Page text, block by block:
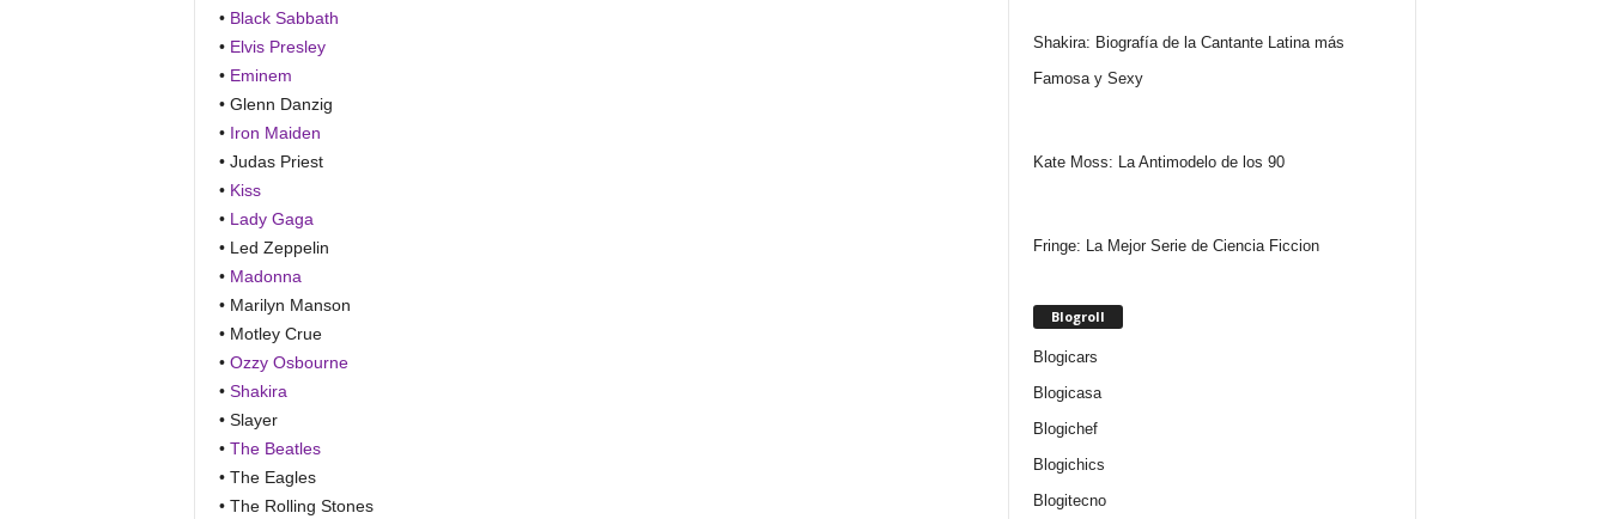
• Black Sabbath
• Elvis Presley
• Eminem
• Glenn Danzig
• Iron Maiden
• Judas Priest
• Kiss
• Lady Gaga
• Led Zeppelin
• Madonna
• Marilyn Manson
• Motley Crue
• Ozzy Osbourne
• Shakira
• Slayer
• The Beatles
• The Eagles
• The Rolling Stones
Shakira: Biografía de la Cantante Latina más
Famosa y Sexy
Kate Moss: La Antimodelo de los 90
Fringe: La Mejor Serie de Ciencia Ficcion
Blogroll
Blogicars
Blogicasa
Blogichef
Blogichics
Blogitecno